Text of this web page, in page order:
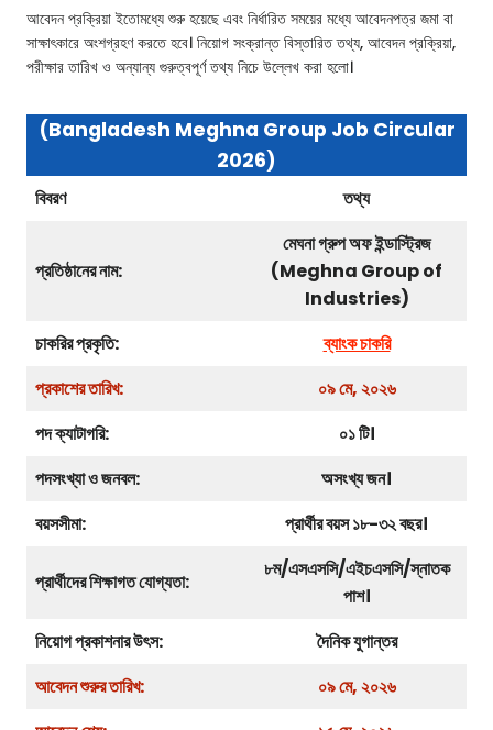
আবেদন প্রক্রিয়া ইতোমধ্যে শুরু হয়েছে এবং নির্ধারিত সময়ের মধ্যে আবেদনপত্র জমা বা
সাক্ষাৎকারে অংশগ্রহণ করতে হবে। নিয়োগ সংক্রান্ত বিস্তারিত তথ্য, আবেদন প্রক্রিয়া,
পরীক্ষার তারিখ ও অন্যান্য গুরুত্বপূর্ণ তথ্য নিচে উল্লেখ করা হলো।
(Bangladesh Meghna Group Job Circular
2026)
বিবরণ তথ্য
প্রতিষ্ঠানের নাম:
মেঘনা গ্রুপ অফ ইন্ডাস্ট্রিজ
(Meghna Group of
Industries)
চাকরির প্রকৃতি:
ব্যাংক চাকরি
প্রকাশের তারিখ:
০৯ মে, ২০২৬
পদ ক্যাটাগরি:
০১ টি।
পদসংখ্যা ও জনবল:
অসংখ্য জন।
বয়সসীমা:
প্রার্থীর বয়স ১৮-৩২ বছর।
প্রার্থীদের শিক্ষাগত যোগ্যতা:
৮ম/এসএসসি/এইচএসসি/স্নাতক
পাশ।
নিয়োগ প্রকাশনার উৎস:
দৈনিক যুগান্তর
আবেদন শুরুর তারিখ:
০৯ মে, ২০২৬